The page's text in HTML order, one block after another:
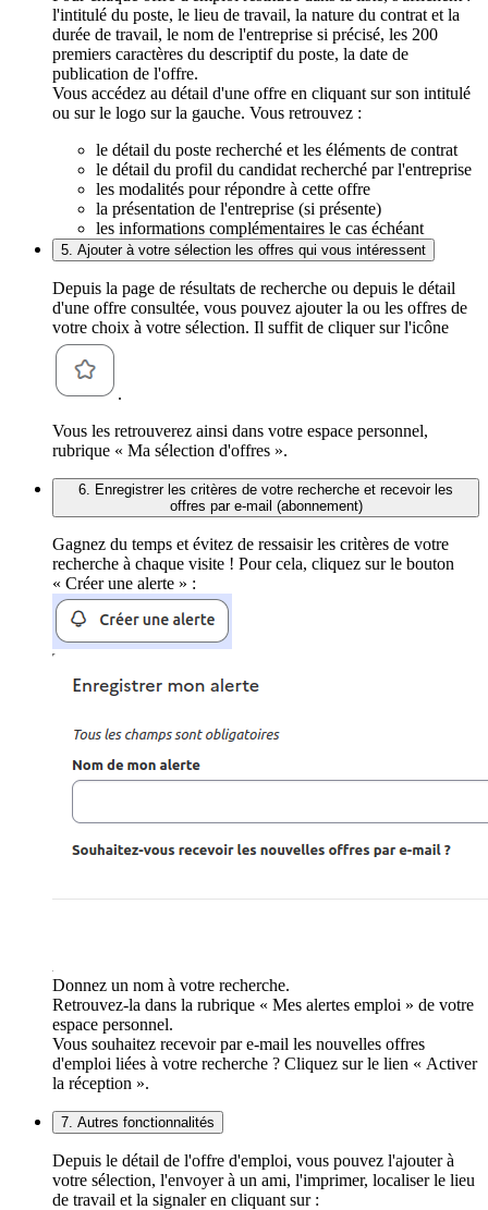
l'intitulé du poste, le lieu de travail, la nature du contrat et la
durée de travail, le nom de l'entreprise si précisé, les 200
premiers caractères du descriptif du poste, la date de
publication de l'offre.
Vous accédez au détail d'une offre en cliquant sur son intitulé
ou sur le logo sur la gauche. Vous retrouvez :
le détail du poste recherché et les éléments de contrat
le détail du profil du candidat recherché par l'entreprise
les modalités pour répondre à cette offre
la présentation de l'entreprise (si présente)
les informations complémentaires le cas échéant
5. Ajouter à votre sélection les offres qui vous intéressent
Depuis la page de résultats de recherche ou depuis le détail
d'une offre consultée, vous pouvez ajouter la ou les offres de
votre choix à votre sélection. Il suffit de cliquer sur l'icône
.
Vous les retrouverez ainsi dans votre espace personnel,
rubrique « Ma sélection d'offres ».
6. Enregistrer les critères de votre recherche et recevoir les
offres par e-mail (abonnement)
Gagnez du temps et évitez de ressaisir les critères de votre
recherche à chaque visite ! Pour cela, cliquez sur le bouton
« Créer une alerte » :
Donnez un nom à votre recherche.
Retrouvez-la dans la rubrique « Mes alertes emploi » de votre
espace personnel.
Vous souhaitez recevoir par e-mail les nouvelles offres
d'emploi liées à votre recherche ? Cliquez sur le lien « Activer
la réception ».
7. Autres fonctionnalités
Depuis le détail de l'offre d'emploi, vous pouvez l'ajouter à
votre sélection, l'envoyer à un ami, l'imprimer, localiser le lieu
de travail et la signaler en cliquant sur :